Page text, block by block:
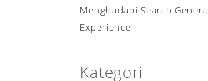
Menghadapi Search
Experience
Kategori